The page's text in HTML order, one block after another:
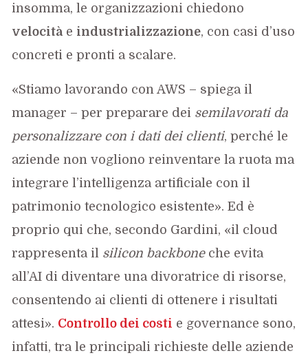
insomma, le organizzazioni chiedono
velocità e industrializzazione, con casi d’uso
concreti e pronti a scalare.
«Stiamo lavorando con AWS – spiega il
manager – per preparare dei semilavorati da
personalizzare con i dati dei clienti, perché le
aziende non vogliono reinventare la ruota ma
integrare l’intelligenza artificiale con il
patrimonio tecnologico esistente». Ed è
proprio qui che, secondo Gardini, «il cloud
rappresenta il silicon backboneche evita
all’AI di diventare una divoratrice di risorse,
consentendo ai clienti di ottenere i risultati
attesi». Controllo dei costi e governance sono,
infatti, tra le principali richieste delle aziende